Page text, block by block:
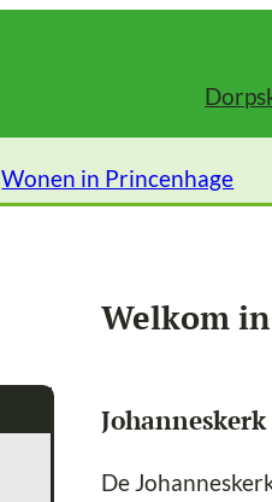
Wonen in Princenhage
Welkom
De